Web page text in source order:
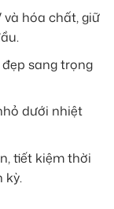
và hóa chất, giữ
sang trọng
dưới nhiệt
tiết kiệm thời
kỳ.